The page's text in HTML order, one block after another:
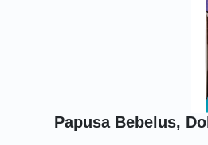
Papusa Bebelus,